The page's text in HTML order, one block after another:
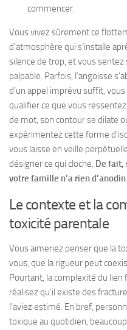
commencer.
Vous vivez sûrement ce
d’atmosphère qui s’installe
silence de trop, et vous
palpable. Parfois, l’angoisse
d’un appel imprévu suffit,
qualifier ce que vous
de mot, son contour se dilate
expérimentez cette forme
vous laisse en veille
désigner ce qui cloche. De fait,
votre famille n’a rien
Le contexte et la
toxicité parentale
Vous aimeriez penser que la
vous, que la rigueur peut
Pourtant, la complexité du lien
réalisez qu’il existe des
l’aviez estimé. En bref,
toxique au quotidien,